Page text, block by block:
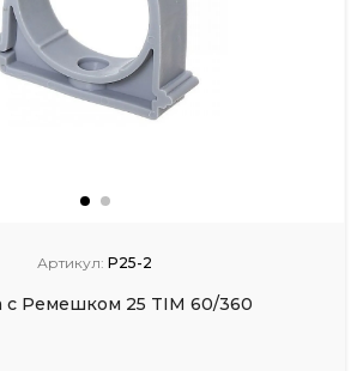
Артикул: P25-2
с Ремешком 25 TIM 60/360